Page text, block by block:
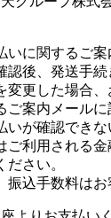
いに関するご
認後、発送手続
変更した場合
ご案内メール
いが確認でき
ご利用される
さい。
振込手数料は